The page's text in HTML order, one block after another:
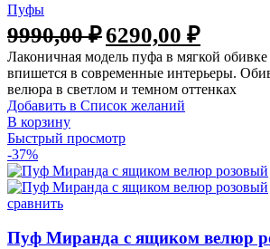
Пуфы
9990,00₽ Первоначальная
цена
составляла
9990,00 ₽.
6290,00 ₽Текущая
цена:
6290,00 ₽.
Лаконичная модель пуфа в мягкой обивке
впишется в современные интерьеры.
велюра в светлом и темном оттенках
Добавить в Список желаний
В корзину
Быстрый просмотр
-37%
сравнить
Пуф Миранда с ящиком велюр